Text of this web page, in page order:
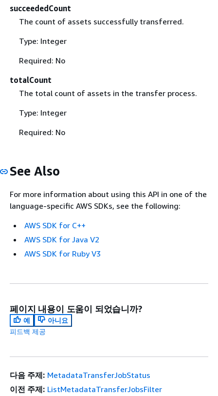
succeededCount
The count of assets successfully transferred.
Type: Integer
Required: No
totalCount
The total count of assets in the transfer process.
Type: Integer
Required: No
See Also
For more information about using this API in one of the
language-specific AWS SDKs, see the following:
AWS SDK for C++
AWS SDK for Java V2
AWS SDK for Ruby V3
페이지 내용이 도움이 되었습니까?
예
아니요
피드백 제공
다음 주제: MetadataTransferJobStatus
이전 주제: ListMetadataTransferJobsFilter